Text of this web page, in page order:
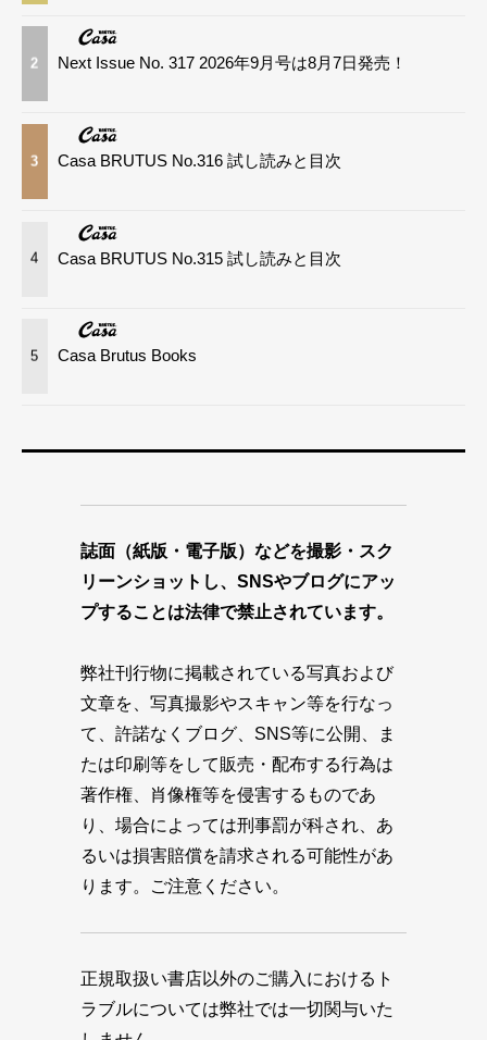
2 Next Issue No. 317 2026年9月号は8月7日発売！
3 Casa BRUTUS No.316 試し読みと目次
4 Casa BRUTUS No.315 試し読みと目次
5 Casa Brutus Books
誌面（紙版・電子版）などを撮影・スク
リーンショットし、SNSやブログにアッ
プすることは法律で禁止されています。
弊社刊行物に掲載されている写真および
文章を、写真撮影やスキャン等を行なっ
て、許諾なくブログ、SNS等に公開、ま
たは印刷等をして販売・配布する行為は
著作権、肖像権等を侵害するものであ
り、場合によっては刑事罰が科され、あ
るいは損害賠償を請求される可能性があ
ります。ご注意ください。
正規取扱い書店以外のご購入におけるト
ラブルについては弊社では一切関与いた